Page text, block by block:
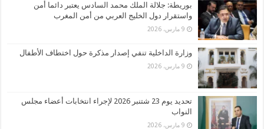
بوريطة: جلالة الملك محمد السادس يعتبر دائما أمن
واستقرار دول الخليج العربي من أمن المغرب
9 مارس، 2026
وزارة الداخلية تنفي إصدار مذكرة حول اختطاف الأطفال
9 مارس، 2026
تحديد يوم 23 شتنبر 2026 لإجراء انتخابات أعضاء مجلس
النواب
9 مارس، 2026